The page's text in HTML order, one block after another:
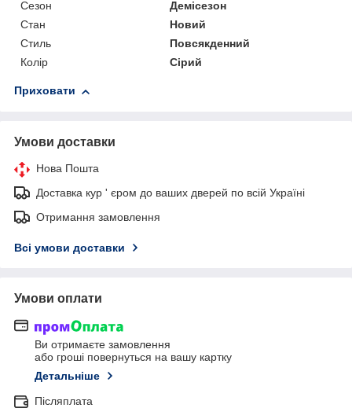
Сезон
Демісезон
Стан
Новий
Стиль
Повсякденний
Колір
Сірий
Приховати
Умови доставки
Нова Пошта
Доставка кур ' єром до ваших дверей по всій Україні
Отримання замовлення
Всі умови доставки
Умови оплати
Ви отримаєте замовлення
або гроші повернуться на вашу картку
Детальніше
Післяплата